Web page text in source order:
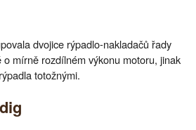
dvojice rýpadlo-nakladačů řady
mírně rozdílném výkonu motoru, jinak
totožnými.